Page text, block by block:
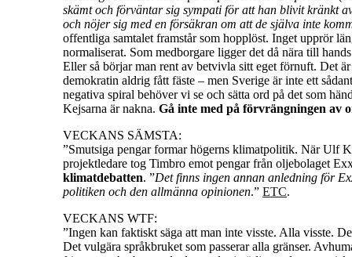
skämt och förväntar sig sympati för att han blivit kränkt
och nöjer sig med en försäkran om att de själva inte
offentliga samtalet framstår som hopplöst. Inget upprör
normaliserat. Som medborgare ligger det då nära till
Eller så börjar man rent av betvivla sitt eget förnuft. Det
demokratin aldrig fått fäste – men Sverige är inte ett
negativa spiral behöver vi se och sätta ord på det som
Kejsarna är nakna. Gå inte med på förvrängningen av
VECKANS SÄMSTA:
”Smutsiga pengar formar högerns klimatpolitik. När Ulf
projektledare tog Timbro emot pengar från oljebolaget
klimatdebatten. ”Det finns ingen annan anledning för
politiken och den allmänna opinionen.” ETC.
VECKANS WTF:
”Ingen kan faktiskt säga att man inte visste. Alla visste.
Det vulgära språkbruket som passerar alla gränser.